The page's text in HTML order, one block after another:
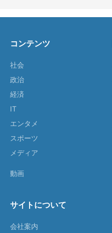
コンテンツ
社会
政治
経済
IT
エンタメ
スポーツ
メディア
動画
サイトについて
会社案内